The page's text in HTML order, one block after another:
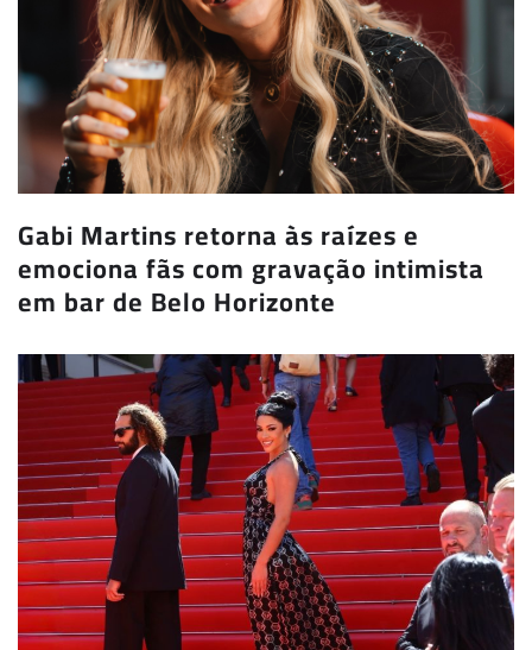
Gabi Martins retorna às raízes e
emociona fãs com gravação intimista
em bar de Belo Horizonte